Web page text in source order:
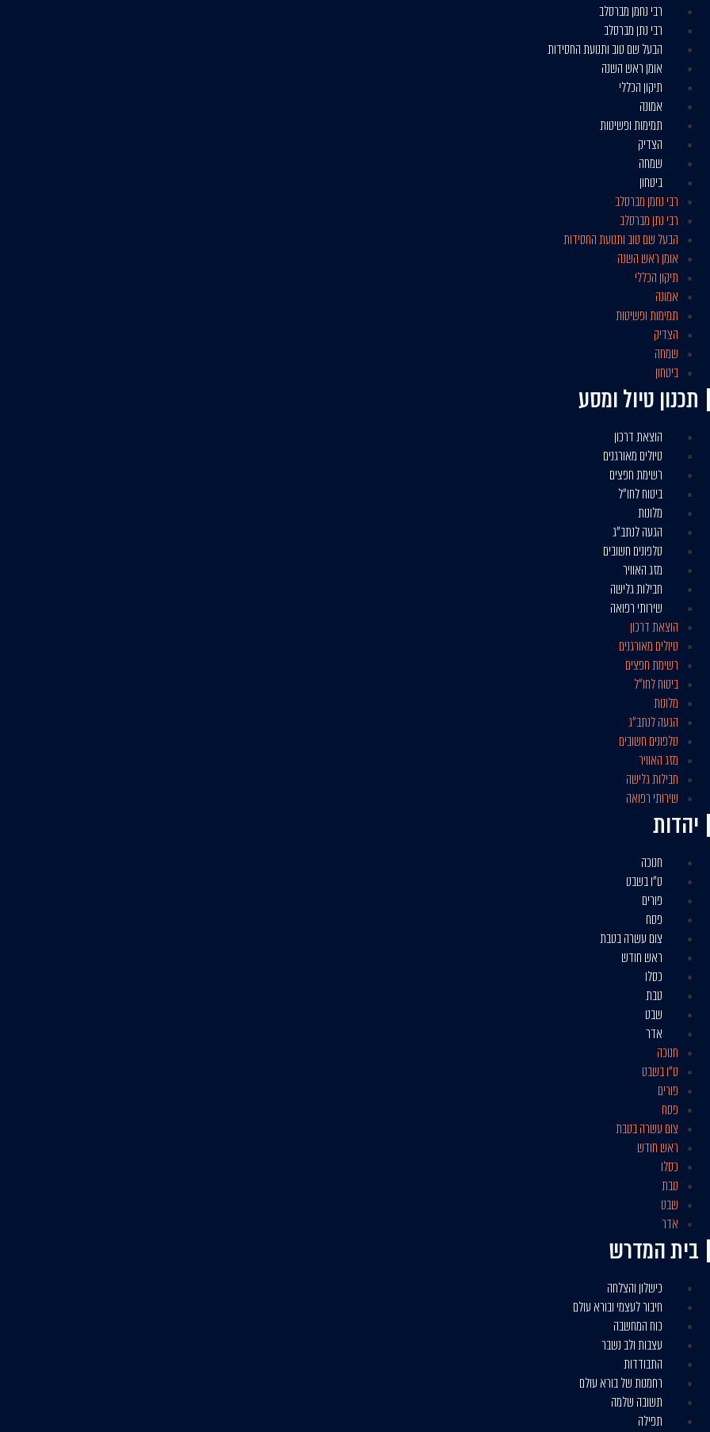
רבי נחמן מברסלב
רבי נתן מברסלב
הבעל שם טוב ותנועת החסידות
אומן ראש השנה
תיקון הכללי
אמונה
תמימות ופשיטות
הצדיק
שמחה
ביטחון
רבי נחמן מברסלב
רבי נתן מברסלב
הבעל שם טוב ותנועת החסידות
אומן ראש השנה
תיקון הכללי
אמונה
תמימות ופשיטות
הצדיק
שמחה
ביטחון
תכנון טיול ומסע
הוצאת דרכון
טיולים מאורגנים
רשימת חפצים
ביטוח לחו״ל
מלונות
הגעה לנתב״ג
טלפונים חשובים
מזג האוויר
חבילות גלישה
שירותי רפואה
הוצאת דרכון
טיולים מאורגנים
רשימת חפצים
ביטוח לחו״ל
מלונות
הגעה לנתב״ג
טלפונים חשובים
מזג האוויר
חבילות גלישה
שירותי רפואה
יהדות
חנוכה
ט״ו בשבט
פורים
פסח
צום עשרה בטבת
ראש חודש
כסלו
טבת
שבט
אדר
חנוכה
ט״ו בשבט
פורים
פסח
צום עשרה בטבת
ראש חודש
כסלו
טבת
שבט
אדר
בית המדרש​
כישלון והצלחה
חיבור לעצמי ובורא עולם
כוח המחשבה
עצבות ולב נשבר
התבודדות
רחמנות של בורא עולם
תשובה שלמה
תפילה